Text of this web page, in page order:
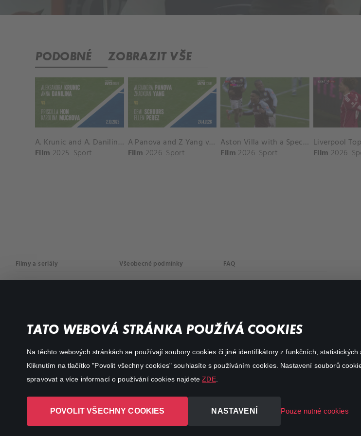
TATO WEBOVÁ STRÁNKA POUŽÍVÁ COOKIES
Na těchto webových stránkách se používají soubory cookies či jiné identifikátory z funkčních,
Kliknutím na tlačítko "Povolit všechny cookies" souhlasíte s používáním cookies. Nastavení souborů
spravovat a více informací o používání cookies najdeteZDE.
POVOLIT VŠECHNY COOKIES NASTAVENÍ Pouze nutné cookies
PODOBNÉ ZOBRAZIT VŠE
A. Krunic and A. Danilina vs. P. Hon and K. Muchova Match Highlights - BEIJING_Capital Group Diamond ( October 02, 2025)
Film 2025 Sport
A Panova and Z Yang vs D Schuurs and E Perez Match Highlights - MADRID_Court 8 ( April 24, 2026)
Film 2026 Sport
Aston Villa with a Spectacular Goal vs. Nottingham Forest
Film 2026 Sport
Film 2026
Filmy a seriály
Akční
Všeobecné podmínky FAQ